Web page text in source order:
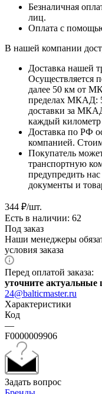
Безналичная
лиц.
Оплата с
В нашей компании
Доставка нашей
Осуществляется
далее 50 км от
пределах МКАД:
доставки за
каждый
Доставка по РФ
компанией.
Покупатель
транспортную
предупредить
документы и
344 ₽/шт.
Есть в наличии: 62
Под заказ
Наши менеджеры
условия заказа
Перед оплатой заказа:
уточните актуальные
24@balticmaster.ru
Характеристики
Код
—
F0000009906
Задать вопрос